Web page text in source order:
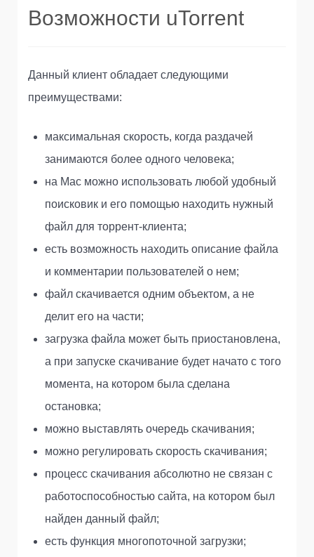
Возможности uTorrent
Данный клиент обладает следующими
преимуществами:
максимальная скорость, когда раздачей
занимаются более одного человека;
на Mac можно использовать любой удобный
поисковик и его помощью находить нужный
файл для торрент-клиента;
есть возможность находить описание файла
и комментарии пользователей о нем;
файл скачивается одним объектом, а не
делит его на части;
загрузка файла может быть приостановлена,
а при запуске скачивание будет начато с того
момента, на котором была сделана
остановка;
можно выставлять очередь скачивания;
можно регулировать скорость скачивания;
процесс скачивания абсолютно не связан с
работоспособностью сайта, на котором был
найден данный файл;
есть функция многопоточной загрузки;